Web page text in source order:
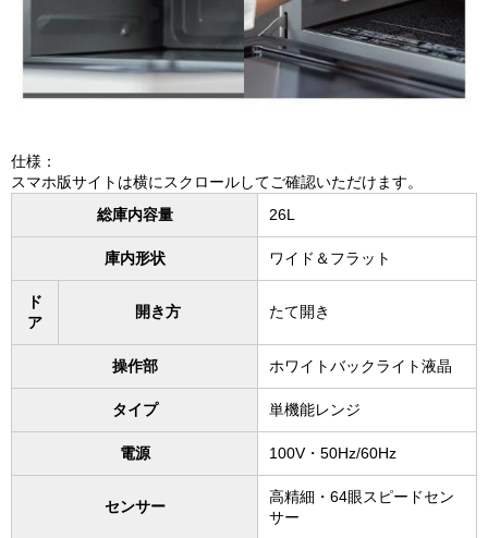
仕様：
スマホ版サイトは横にスクロールしてご確認いただけます。
総庫内容量
26L
庫内形状 ワイド＆フラット
ド
ア
開き方 たて開き
操作部 ホワイトバックライト液晶
タイプ 単機能レンジ
電源 100V・50Hz/60Hz
センサー
高精細・64眼スピードセン
サー